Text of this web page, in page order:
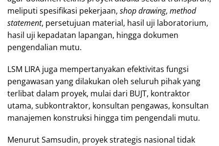
meliputi spesifikasi pekerjaan, shop drawing, method
statement, persetujuan material, hasil uji laboratorium,
hasil uji kepadatan lapangan, hingga dokumen
pengendalian mutu.
LSM LIRA juga mempertanyakan efektivitas fungsi
pengawasan yang dilakukan oleh seluruh pihak yang
terlibat dalam proyek, mulai dari BUJT, kontraktor
utama, subkontraktor, konsultan pengawas, konsultan
manajemen konstruksi hingga tim pengendali mutu.
Menurut Samsudin, proyek strategis nasional tidak